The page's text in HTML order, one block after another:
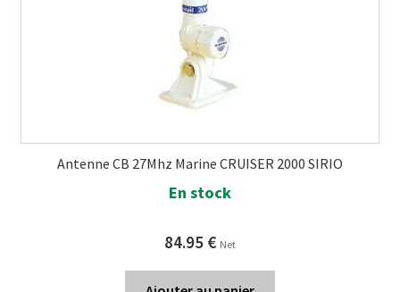
Antenne CB 27Mhz Marine CRUISER 2000 SIRIO
En stock
84.95 € Net